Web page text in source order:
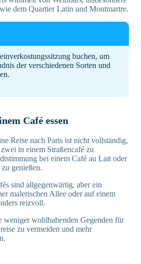
dem Quartier Latin und Montmartre.
buchen, um
der verschiedenen Sorten und
Café essen
Reise nach Paris ist nicht vollständig,
in einem Straßencafé zu
bei einem Café au Lait oder
genießen.
sind allgegenwärtig, aber ein
malerischen Allee oder auf einem
reizvoll.
weniger wohlhabenden Gegenden für
zu vermeiden und mehr